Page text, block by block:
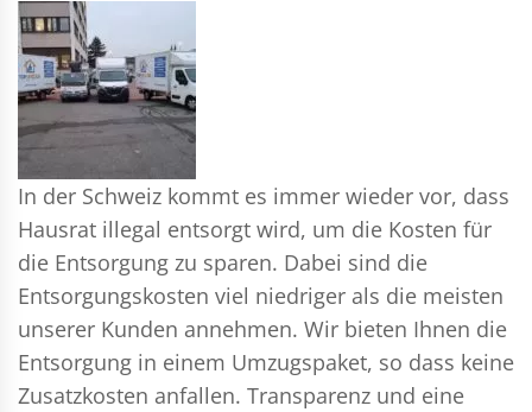
In der Schweiz kommt es immer wieder vor, dass
Hausrat illegal entsorgt wird, um die Kosten für
die Entsorgung zu sparen. Dabei sind die
Entsorgungskosten viel niedriger als die meisten
unserer Kunden annehmen. Wir bieten Ihnen die
Entsorgung in einem Umzugspaket, so dass keine
Zusatzkosten anfallen. Transparenz und eine